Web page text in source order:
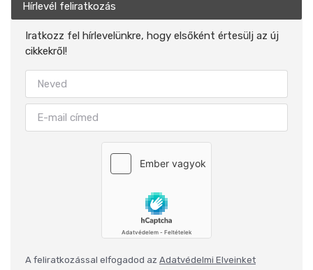
Hírlevél feliratkozás
Iratkozz fel hírlevelünkre, hogy elsőként értesülj az új
cikkekről!
A feliratkozással elfogadod az Adatvédelmi Elveinket